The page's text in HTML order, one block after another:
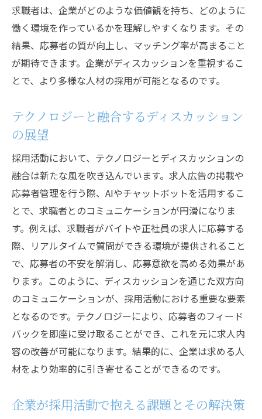
求職者は、企業がどのような価値観を持ち、どのように
働く環境を作っているかを理解しやすくなります。その
結果、応募者の質が向上し、マッチング率が高まること
が期待できます。企業がディスカッションを重視するこ
とで、より多様な人材の採用が可能となるのです。
テクノロジーと融合するディスカッション
の展望
採用活動において、テクノロジーとディスカッションの
融合は新たな風を吹き込んでいます。求人広告の掲載や
応募者管理を行う際、AIやチャットボットを活用するこ
とで、求職者とのコミュニケーションが円滑になりま
す。例えば、求職者がバイトや正社員の求人に応募する
際、リアルタイムで質問ができる環境が提供されること
で、応募者の不安を解消し、応募意欲を高める効果があ
ります。このように、ディスカッションを通じた双方向
のコミュニケーションが、採用活動における重要な要素
となるのです。テクノロジーにより、応募者のフィード
バックを即座に受け取ることができ、これを元に求人内
容の改善が可能になります。結果的に、企業は求める人
材をより効率的に引き寄せることができるのです。
企業が採用活動で抱える課題とその解決策